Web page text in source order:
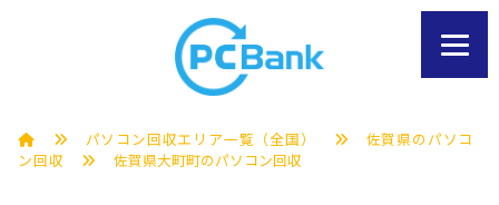
パソコン回収エリア一覧（全国）
佐賀県のパソコ
ン回収
佐賀県大町町のパソコン回収